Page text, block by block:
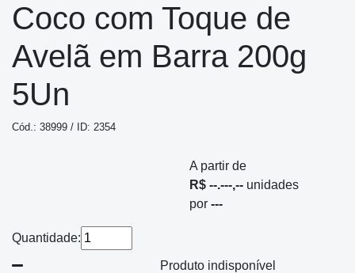
Coco com Toque de
Avelã em Barra 200g
5Un
Cód.: 38999 / ID: 2354
A partir de
R$ --.---,-- unidades
por ---
Quantidade:
Produto indisponível